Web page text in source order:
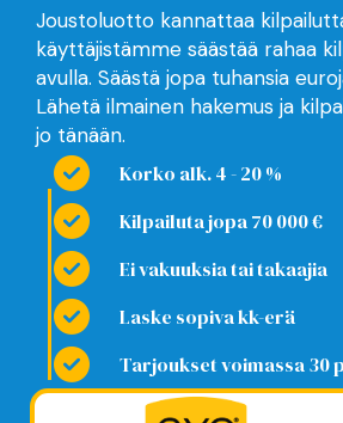
Joustoluotto kannattaa
käyttäjistämme säästää rahaa
avulla. Säästä jopa tuhansia
Lähetä ilmainen hakemus ja
jo tänään.
Korko alk. 4 - 20 %
Kilpailuta jopa 70 000 €
Ei vakuuksia tai takaajia
Laske sopiva kk-erä
Tarjoukset voimassa 30